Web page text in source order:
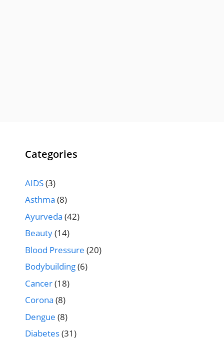
Categories
AIDS(3)
Asthma (8)
Ayurveda (42)
Beauty(14)
Blood Pressure (20)
Bodybuilding(6)
Cancer(18)
Corona (8)
Dengue (8)
Diabetes(31)